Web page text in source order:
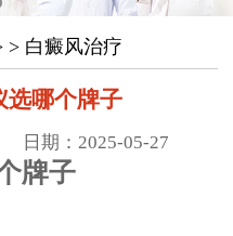
> 白癜风治疗
选哪个牌子
期：2025-05-27
牌子